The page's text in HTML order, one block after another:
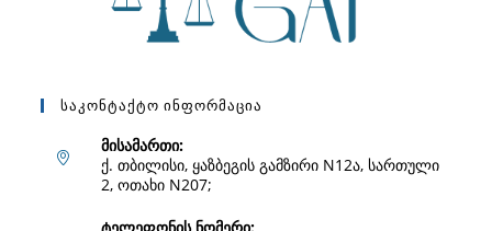
Საკონტაქტო Ინფორმაცია
მისამართი:
ქ. თბილისი, ყაზბეგის გამზირი N12ა, სართული
2, ოთახი N207;